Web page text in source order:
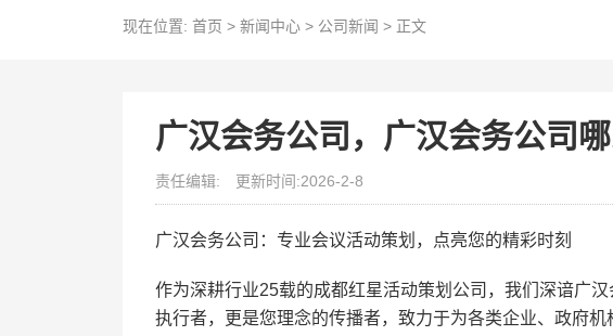
现在位置: 首页 > 新闻中心> 公司新闻 > 正文
广汉会务公司，广汉会务公司
责任编辑: 更新时间:2026-2-8
广汉会务公司：专业会议活动策划，点亮您的精彩时刻
作为深耕行业25载的成都红星活动策划公司，我们深谙广
执行者，更是您理念的传播者，致力于为各类企业、政府